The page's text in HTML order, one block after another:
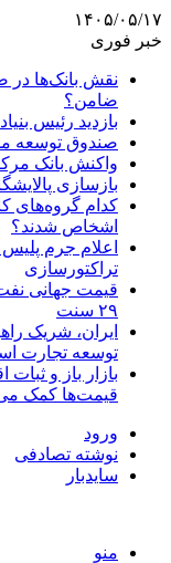
۱۴۰۵/۰۵/۱۷
خبر فوری
نقش بانک‌ها در
ضامن؟
بازدید رئیس
صندوق توسعه
واکنش بانک
بازسازی
کدام گروه‌های
اشخاص شدند؟
اعلام جرم
تراکتورسازی
۲۹ سنت
ایران، شریک
توسعه تجارت
بازار باز و
قیمت‌ها کمک
ورود
نوشته تصادفی
سایدبار
منو